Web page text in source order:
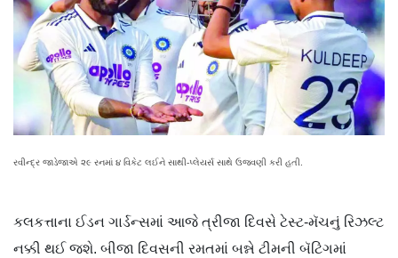
રવીન્દ્ર જાડેજાએ ૨૯ રનમાં ૪ વિકેટ લઈને સાથી-પ્લેયર્સ સાથે ઉજવણી કરી હતી.
કલકત્તાના ઈડન ગાર્ડન્સમાં આજે ત્રીજા દિવસે ટેસ્ટ-મૅચનું રિઝલ્ટ
નક્કી થઈ જશે. બીજા દિવસની રમતમાં બન્ને ટીમની બૅટિંગમાં